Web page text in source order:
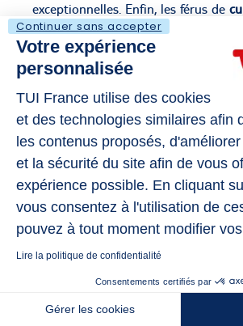
exceptionnelles. Enfin, les férus de
d’histoireauront l’occasion d’explorer
historiques de l'île, notamment les
plantations, les forts et les musées
l'histoire de la Martinique.
Voyager en Martinique en
profiter des célébrations de fin
marchés de Noël, des défilés et des
Alors, qu’attendez-vous pour passer
d’année en maillot de bain au milieu
L'adresse où dormir en
Continuer sans accepter
Votre expérience
personnalisée
TUI France utilise des cookies
et des technologies similaires afin
les contenus proposés,
et la sécurité du site afin de vous
expérience possible. En cliquant
vous consentez à l'utilisation de
pouvez à tout moment modifier
Lire la politique de confidentialité
Consentements certifiés par
Gérer les cookies